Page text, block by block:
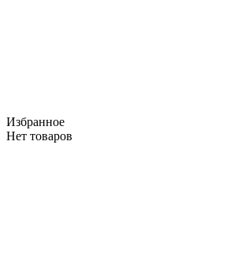
Избранное
Нет товаров